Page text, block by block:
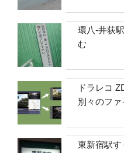
環八-井荻
む
ドラレコ
別々のフ
東新宿駅